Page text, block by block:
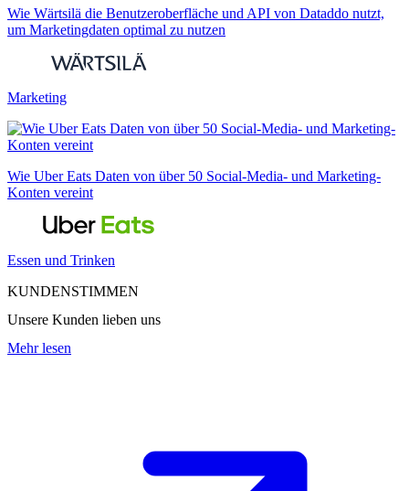
Wie Wärtsilä die Benutzeroberfläche und API von Dataddo nutzt,
um Marketingdaten optimal zu nutzen
Marketing
Wie Uber Eats Daten von über 50 Social-Media- und Marketing-
Konten vereint
Essen und Trinken
KUNDENSTIMMEN
Unsere Kunden lieben uns
Mehr lesen